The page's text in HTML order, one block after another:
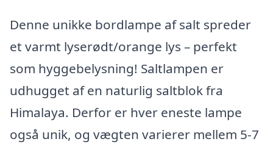
Denne unikke bordlampe af salt spreder
et varmt lyserødt/orange lys – perfekt
som hyggebelysning! Saltlampen er
udhugget af en naturlig saltblok fra
Himalaya. Derfor er hver eneste lampe
også unik, og vægten varierer mellem 5-7